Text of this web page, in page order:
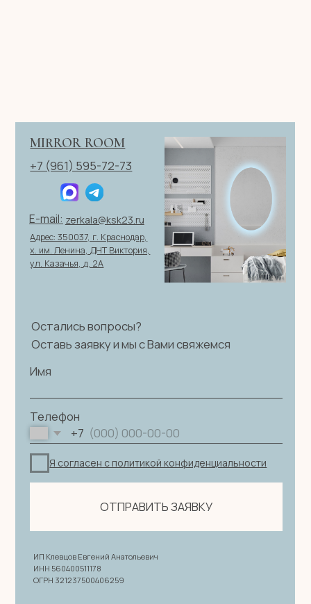
© 2026 ИП Клевцов Е.А.Все права защищены.
Политика конфиденциальности|Согласие на обработку
персональных данных|Договор оферты
ОГРН 321237500406259